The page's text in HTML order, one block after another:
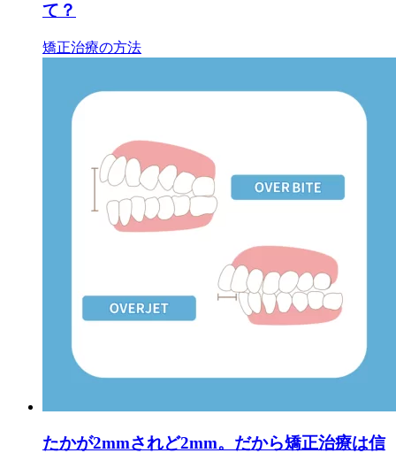
て？
矯正治療の方法
たかが2mmされど2mm。だから矯正治療は信